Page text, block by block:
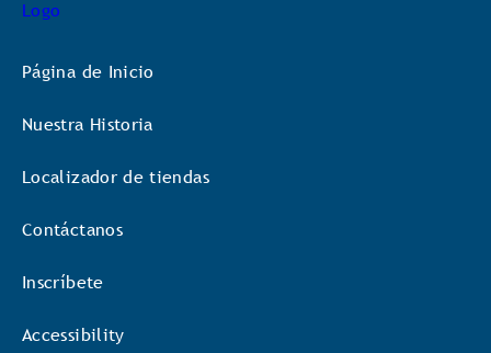
Página de Inicio
Nuestra Historia
Localizador de tiendas
Contáctanos
Inscríbete
Accessibility